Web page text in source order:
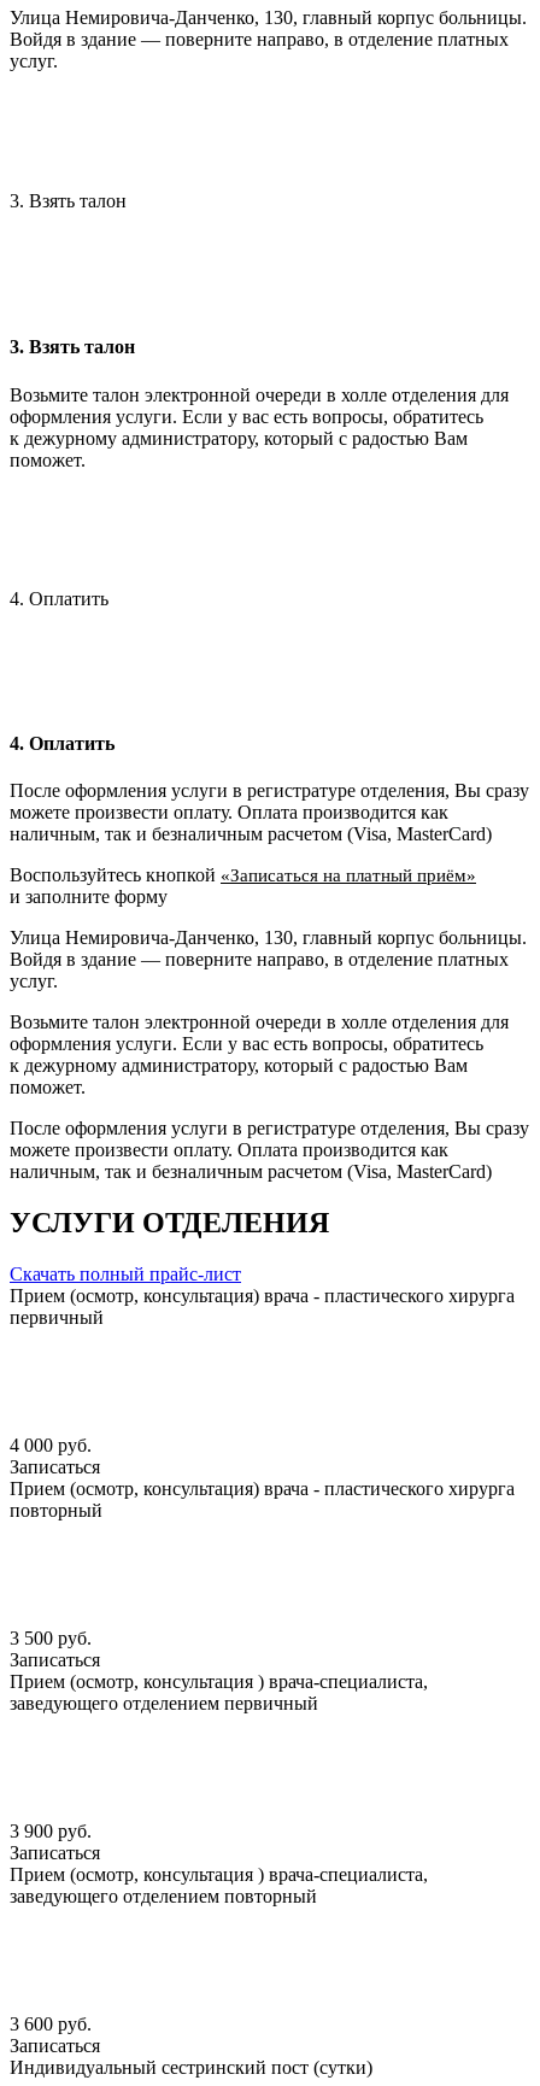
Улица Немировича-Данченко, 130, главный корпус больницы.
Войдя в здание — поверните направо, в отделение платных
услуг.
3. Взять талон
3. Взять талон
Возьмите талон электронной очереди в холле отделения для
оформления услуги. Если у вас есть вопросы, обратитесь
к дежурному администратору, который с радостью Вам
поможет.
4. Оплатить
4. Оплатить
После оформления услуги в регистратуре отделения, Вы сразу
можете произвести оплату. Оплата производится как
наличным, так и безналичным расчетом (Visa, MasterCard)
Воспользуйтесь кнопкой «Записаться на платный приём»
и заполните форму
Улица Немировича-Данченко, 130, главный корпус больницы.
Войдя в здание — поверните направо, в отделение платных
услуг.
Возьмите талон электронной очереди в холле отделения для
оформления услуги. Если у вас есть вопросы, обратитесь
к дежурному администратору, который с радостью Вам
поможет.
После оформления услуги в регистратуре отделения, Вы сразу
можете произвести оплату. Оплата производится как
наличным, так и безналичным расчетом (Visa, MasterCard)
УСЛУГИ ОТДЕЛЕНИЯ
Скачать полный прайс-лист
Прием (осмотр, консультация) врача - пластического хирурга
первичный
4 000 руб.
Записаться
Прием (осмотр, консультация) врача - пластического хирурга
повторный
3 500 руб.
Записаться
Прием (осмотр, консультация ) врача-специалиста,
заведующего отделением первичный
3 900 руб.
Записаться
Прием (осмотр, консультация ) врача-специалиста,
заведующего отделением повторный
3 600 руб.
Записаться
Индивидуальный сестринский пост (сутки)